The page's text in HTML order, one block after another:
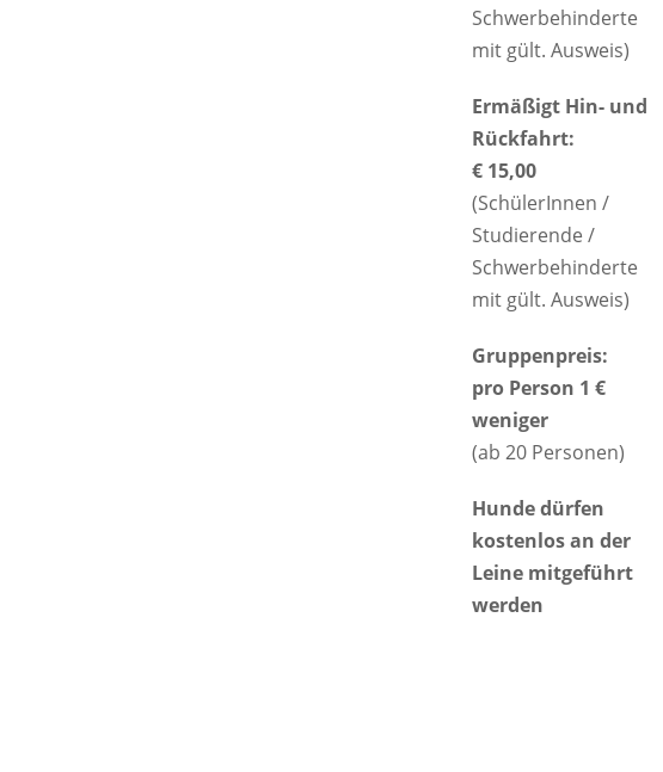
Schwerbehinderte
mit gült. Ausweis)
Ermäßigt Hin- und
Rückfahrt:
€ 15,00
(SchülerInnen /
Studierende /
Schwerbehinderte
mit gült. Ausweis)
Gruppenpreis:
pro Person 1 €
weniger
(ab 20 Personen)
Hunde dürfen
kostenlos an der
Leine mitgeführt
werden